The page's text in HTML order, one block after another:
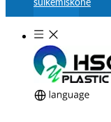
sulkemiskone